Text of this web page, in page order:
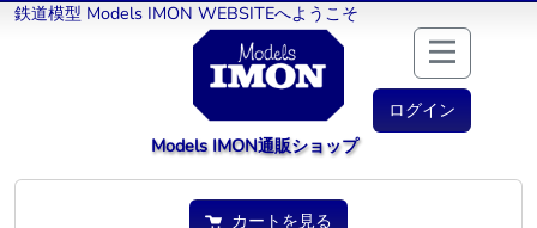
鉄道模型 Models IMON WEBSITEへようこそ
ログイン
Models IMON通販ショップ
カートを見る